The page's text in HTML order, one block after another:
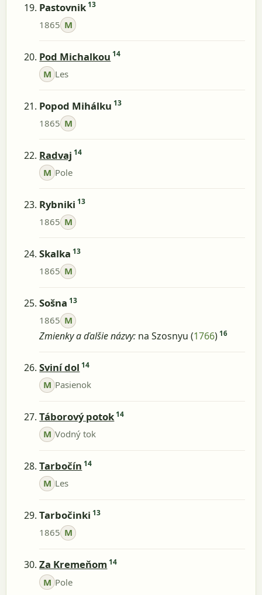
Pastovnik 13
1865 M
Pod Michalkou 14
M Les
Popod Mihálku 13
1865 M
Radvaj 14
M Pole
Rybniki 13
1865 M
Skalka 13
1865 M
Sošna 13
1865 M
Zmienky a ďalšie názvy: na Szosnyu (1766) 16
Sviní dol 14
M Pasienok
Táborový potok 14
M Vodný tok
Tarbočín 14
M Les
Tarbočinki 13
1865 M
Za Kremeňom 14
M Pole